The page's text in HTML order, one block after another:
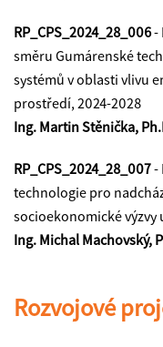
RP_CPS_2024_28_006-
směru Gumárenské
systémů v oblasti vlivu
prostředí, 2024-2028
Ing. Martin Stěnička,
RP_CPS_2024_28_007-
technologie pro
socioekonomické
Ing. Michal Machovský,
Rozvojové